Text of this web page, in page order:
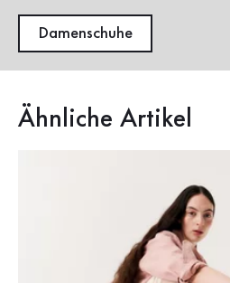
Damenschuhe
Ähnliche Artikel